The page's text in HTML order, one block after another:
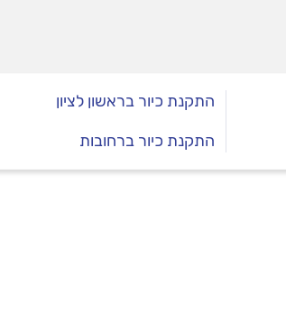
התקנת כיור בראשון לציון
התקנת כיור ברחובות